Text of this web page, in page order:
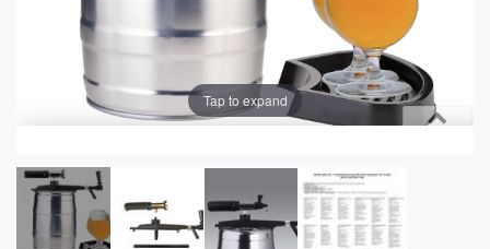
Tap to expand